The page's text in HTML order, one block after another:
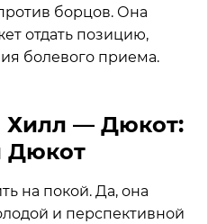
борцов. Она
отдать позицию,
болевого приема.
Хилл — Дюкот:
Дюкот
на покой. Да, она
и перспективной